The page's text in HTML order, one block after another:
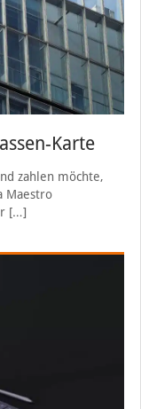
Karte
zahlen möchte,
Maestro
[…]